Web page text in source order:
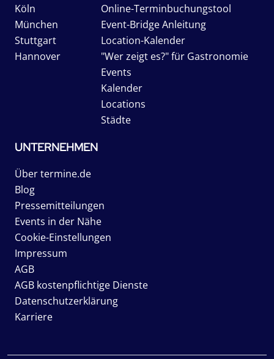
Köln
München
Stuttgart
Hannover
Online-Terminbuchungstool
Event-Bridge Anleitung
Location-Kalender
"Wer zeigt es?" für Gastronomie
Events
Kalender
Locations
Städte
UNTERNEHMEN
Über termine.de
Blog
Pressemitteilungen
Events in der Nähe
Cookie-Einstellungen
Impressum
AGB
AGB kostenpflichtige Dienste
Datenschutzerklärung
Karriere